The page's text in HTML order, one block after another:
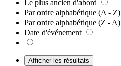
Le plus ancien d'abord
Par ordre alphabétique (A - Z)
Par ordre alphabétique (Z - A)
Date d'événement
Afficher les résultats